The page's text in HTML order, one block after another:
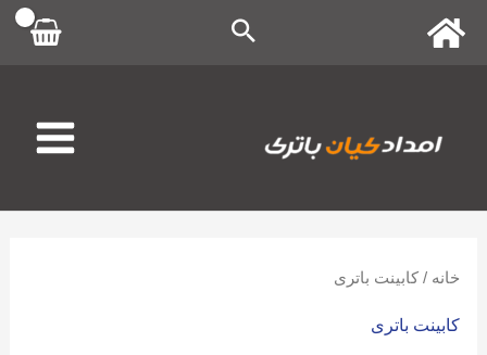
پرش
خانه / کابینت باتری
کابینت باتری